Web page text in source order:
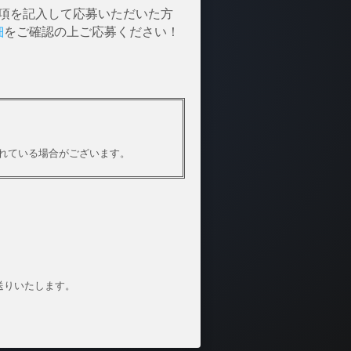
を記入して応募いただいた方
をご確認の上ご応募ください！
いる場合がございます。
いたします。